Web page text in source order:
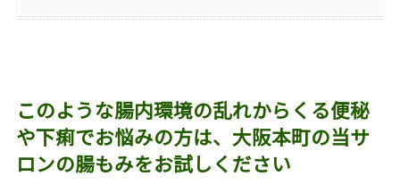
このような腸内環境の乱れからくる便秘
や下痢でお悩みの方は、大阪本町の当サ
ロンの腸もみをお試しください